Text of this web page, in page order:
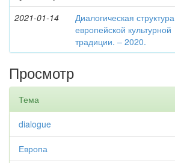
2021-01-14
Диалогическая структура
европейской культурной
традиции. – 2020.
Просмотр
Тема
dialogue
Европа